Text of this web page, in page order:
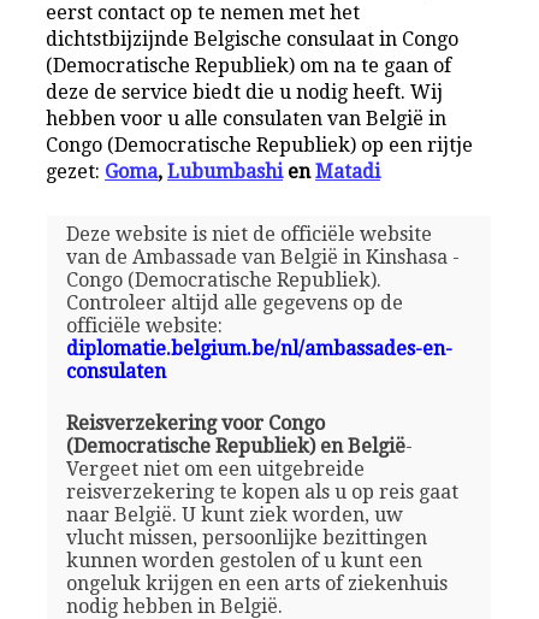
eerst contact op te nemen met het
dichtstbijzijnde Belgische consulaat in Congo
(Democratische Republiek) om na te gaan of
deze de service biedt die u nodig heeft. Wij
hebben voor u alle consulaten van België in
Congo (Democratische Republiek) op een rijtje
gezet: Goma,LubumbashienMatadi
Deze website is niet de officiële website
van de Ambassade van België in Kinshasa -
Congo (Democratische Republiek).
Controleer altijd alle gegevens op de
officiële website:
diplomatie.belgium.be/nl/ambassades-en-
consulaten
Reisverzekering voor Congo
(Democratische Republiek) en België-
Vergeet niet om een uitgebreide
reisverzekering te kopen als u op reis gaat
naar België. U kunt ziek worden, uw
vlucht missen, persoonlijke bezittingen
kunnen worden gestolen of u kunt een
ongeluk krijgen en een arts of ziekenhuis
nodig hebben in België.